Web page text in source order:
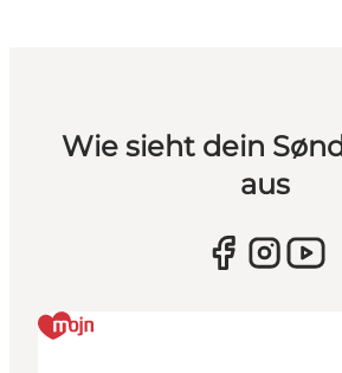
Wie sieht dein
aus